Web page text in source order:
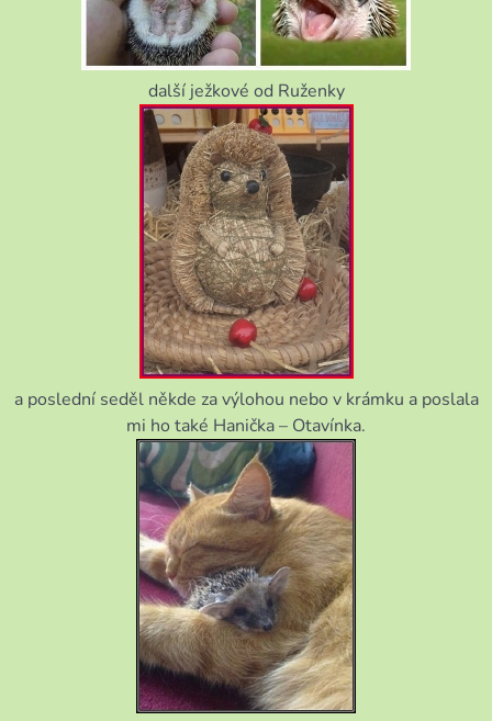
další ježkové od Ruženky
a poslední seděl někde za výlohou nebo v krámku a poslala
mi ho také Hanička – Otavínka.